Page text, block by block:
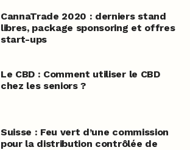
CannaTrade 2020 : derniers stand
libres, package sponsoring et offres
start-ups
Le CBD : Comment utiliser le CBD
chez les seniors ?
Suisse : Feu vert d’une commission
pour la distribution contrôlée de